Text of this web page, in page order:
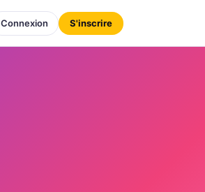
Connexion S'inscrire